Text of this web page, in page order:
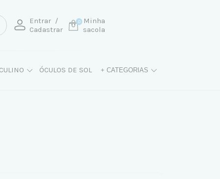
Entrar /
Cadastrar
Minha
sacola
0
ÓCULOS DE SOL + CATEGORIAS